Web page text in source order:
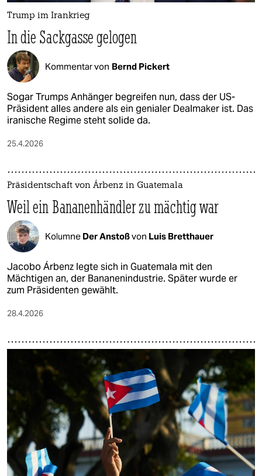
Trump im Irankrieg
In die Sackgasse gelogen
Kommentar von Bernd Pickert
Sogar Trumps Anhänger begreifen nun, dass der US-
Präsident alles andere als ein genialer Dealmaker ist. Das
iranische Regime steht solide da.
25.4.2026
Präsidentschaft von Árbenz in Guatemala
Weil ein Bananenhändler zu mächtig war
Kolumne Der Anstoßvon Luis Bretthauer
Jacobo Árbenz legte sich in Guatemala mit den
Mächtigen an, der Bananenindustrie. Später wurde er
zum Präsidenten gewählt.
28.4.2026